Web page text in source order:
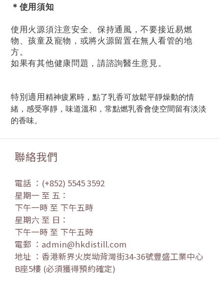
＊使用須知
使用火源須注意安全、保持通風，不要接近易燃
物、孩童及寵物，或將火源留置在無人看管的地
方。
如果有其他健康問題，請諮詢醫生意見。
特別適用精神疲累時，點了乳香可放鬆平靜燥動的情
緒，感受寧靜，味道溫和，常點燃乳香會使空間留有淡淡
的香味。
聯絡我們
電話 ：(+852) 5545 3592
星期一 至 五：
下午一時 至 下午五時
星期六 至 日：
下午一時 至 下午五時
電郵 ：admin@hkdistill.com
地址 ：香港新界火炭坳背灣街34-36號豐盛工業中心
B座5樓 (必須獲得預約確定)